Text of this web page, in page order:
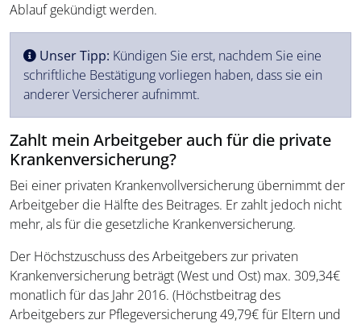
Ablauf gekündigt werden.
Unser Tipp: Kündigen Sie erst, nachdem Sie eine
schriftliche Bestätigung vorliegen haben, dass sie ein
anderer Versicherer aufnimmt.
Zahlt mein Arbeitgeber auch für die private
Krankenversicherung?
Bei einer privaten Krankenvollversicherung übernimmt der
Arbeitgeber die Hälfte des Beitrages. Er zahlt jedoch nicht
mehr, als für die gesetzliche Krankenversicherung.
Der Höchstzuschuss des Arbeitgebers zur privaten
Krankenversicherung beträgt (West und Ost) max. 309,34€
monatlich für das Jahr 2016. (Höchstbeitrag des
Arbeitgebers zur Pflegeversicherung 49,79€ für Eltern und